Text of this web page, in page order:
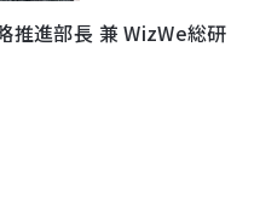
推進部長 兼 WizWe総研